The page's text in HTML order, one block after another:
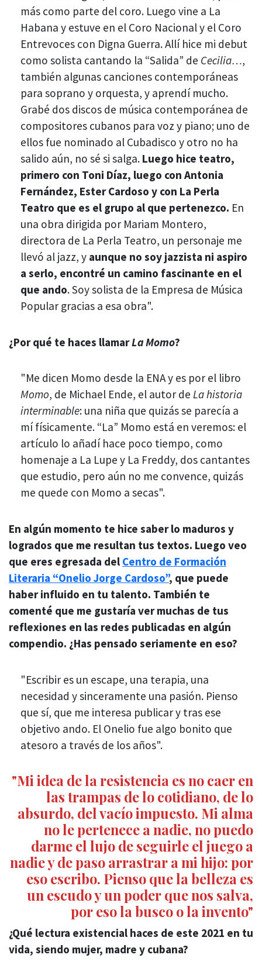
más como parte del coro. Luego vine a La
Habana y estuve en el Coro Nacional y el Coro
Entrevoces con Digna Guerra. Allí hice mi debut
como solista cantando la “Salida” de Cecilia…,
también algunas canciones contemporáneas
para soprano y orquesta, y aprendí mucho.
Grabé dos discos de música contemporánea de
compositores cubanos para voz y piano; uno de
ellos fue nominado al Cubadisco y otro no ha
salido aún, no sé si salga. Luego hice teatro,
primero con Toni Díaz, luego con Antonia
Fernández, Ester Cardoso y con La Perla
Teatro que es el grupo al que pertenezco. En
una obra dirigida por Mariam Montero,
directora de La Perla Teatro, un personaje me
llevó al jazz, y aunque no soy jazzista ni aspiro
a serlo, encontré un camino fascinante en el
que ando. Soy solista de la Empresa de Música
Popular gracias a esa obra".
¿Por qué te haces llamarLa Momo?
"Me dicen Momo desde la ENA y es por el libro
Momo, de Michael Ende, el autor de La historia
interminable: una niña que quizás se parecía a
mí físicamente. “La” Momo está en veremos: el
artículo lo añadí hace poco tiempo, como
homenaje a La Lupe y La Freddy, dos cantantes
que estudio, pero aún no me convence, quizás
me quede con Momo a secas".
En algún momento te hice saber lo maduros y
logrados que me resultan tus textos. Luego veo
que eres egresada del Centro de Formación
Literaria “Onelio Jorge Cardoso”, que puede
haber influido en tu talento. También te
comenté que me gustaría ver muchas de tus
reflexiones en las redes publicadas en algún
compendio. ¿Has pensado seriamente en eso?
"Escribir es un escape, una terapia, una
necesidad y sinceramente una pasión. Pienso
que sí, que me interesa publicar y tras ese
objetivo ando. El Onelio fue algo bonito que
atesoro a través de los años".
"Mi idea de la resistencia es no caer en
las trampas de lo cotidiano, de lo
absurdo, del vacío impuesto. Mi alma
no le pertenece a nadie, no puedo
darme el lujo de seguirle el juego a
nadie y de paso arrastrar a mi hijo: por
eso escribo. Pienso que la belleza es
un escudo y un poder que nos salva,
por eso la busco o la invento"
¿Qué lectura existencial haces de este 2021 en tu
vida, siendo mujer, madre y cubana?